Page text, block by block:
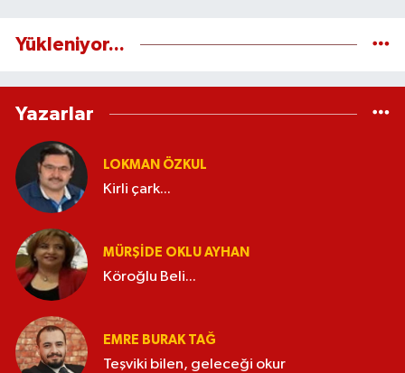
Yükleniyor...
Yazarlar
LOKMAN ÖZKUL
Kirli çark...
MÜRŞIDE OKLU AYHAN
Köroğlu Beli...
EMRE BURAK TAĞ
Teşviki bilen, geleceği okur